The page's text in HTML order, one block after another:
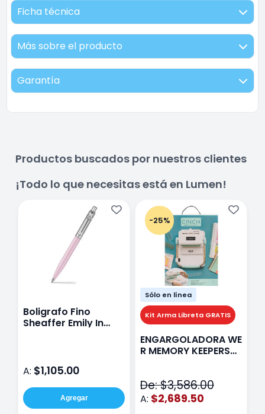
Ficha técnica
Más sobre el producto
Garantía
Productos buscados por nuestros clientes
¡Todo lo que necesitas está en Lumen!
Boligrafo Fino
Sheaffer Emily In
A: $1,105.00
Agregar
-25%
Sólo en línea
Kit Arma Libreta GRATIS
ENGARGOLADORA WE
R MEMORY KEEPERS
De: $3,586.00
A: $2,689.50